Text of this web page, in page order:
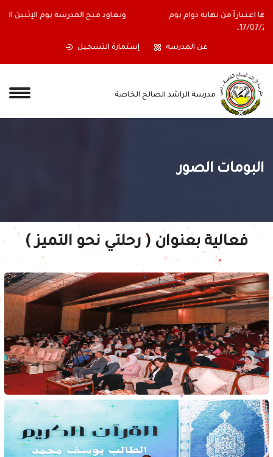
أولياء الأمور الكرام ستغلق المدرسة أبوابها اعتباراً من نهاية دوام يوم
عن المدرسه إستمارة التسجيل
مدرسة الراشد الصالح الخاصة
البومات الصور
فعالية بعنوان ( رحلتي نحو التميز )